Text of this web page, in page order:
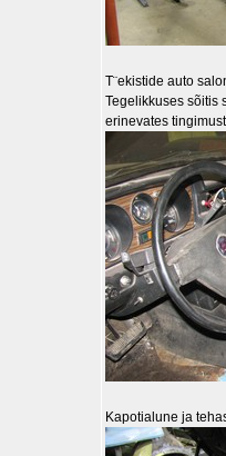
T¨ekistide auto
Tegelikkuses sõitis
erinevates
Kapotialune ja